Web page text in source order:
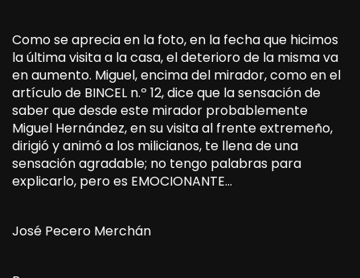
Como se aprecia en la foto, en la fecha que hicimos
la última visita a la casa, el deterioro de la misma va
en aumento. Miguel, encima del mirador, como en el
artículo de BINCEL n.º 12, dice que la sensación de
saber que desde este mirador probablemente
Miguel Hernández, en su visita al frente extremeño,
dirigió y animó a los milicianos, te llena de una
sensación agradable; no tengo palabras para
explicarlo, pero es EMOCIONANTE…
José Pecero Merchán